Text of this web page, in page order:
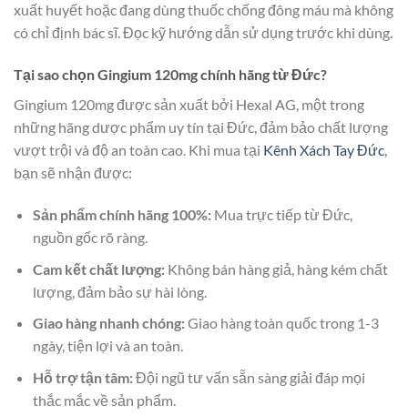
xuất huyết hoặc đang dùng thuốc chống đông máu mà không
có chỉ định bác sĩ. Đọc kỹ hướng dẫn sử dụng trước khi dùng.
Tại sao chọn Gingium 120mg chính hãng từ Đức?
Gingium 120mg được sản xuất bởi Hexal AG, một trong
những hãng dược phẩm uy tín tại Đức, đảm bảo chất lượng
vượt trội và độ an toàn cao. Khi mua tại Kênh Xách Tay Đức,
bạn sẽ nhận được:
Sản phẩm chính hãng 100%:Mua trực tiếp từ Đức,
nguồn gốc rõ ràng.
Cam kết chất lượng:Không bán hàng giả, hàng kém chất
lượng, đảm bảo sự hài lòng.
Giao hàng nhanh chóng:Giao hàng toàn quốc trong 1-3
ngày, tiện lợi và an toàn.
Hỗ trợ tận tâm:Đội ngũ tư vấn sẵn sàng giải đáp mọi
thắc mắc về sản phẩm.